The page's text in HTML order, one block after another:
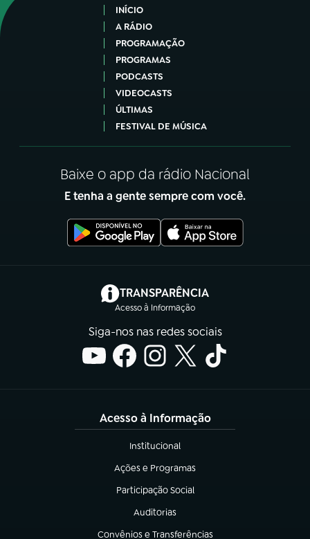
INÍCIO
A RÁDIO
PROGRAMAÇÃO
PROGRAMAS
PODCASTS
VIDEOCASTS
ÚLTIMAS
FESTIVAL DE MÚSICA
Baixe o app da rádio Nacional
E tenha a gente sempre com você.
TRANSPARÊNCIA
Acesso à Informação
(abre em nova aba)
Siga-nos nas redes sociais
Acesso à Informação
Institucional
(abre em nova aba)
Ações e Programas
(abre em nova aba)
Participação Social
(abre em nova aba)
Auditorias
(abre em nova aba)
Convênios e Transferências